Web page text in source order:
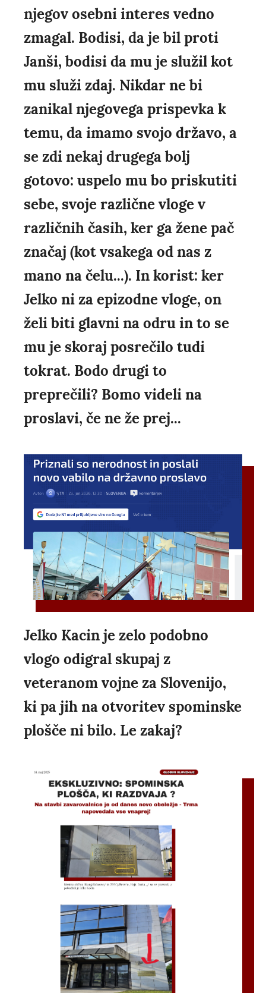
njegov osebni interes vedno
zmagal. Bodisi, da je bil proti
Janši, bodisi da mu je služil kot
mu služi zdaj. Nikdar ne bi
zanikal njegovega prispevka k
temu, da imamo svojo državo, a
se zdi nekaj drugega bolj
gotovo: uspelo mu bo priskutiti
sebe, svoje različne vloge v
različnih časih, ker ga žene pač
značaj (kot vsakega od nas z
mano na čelu...). In korist: ker
Jelko ni za epizodne vloge, on
želi biti glavni na odru in to se
mu je skoraj posrečilo tudi
tokrat. Bodo drugi to
preprečili? Bomo videli na
proslavi, če ne že prej...
Jelko Kacin je zelo podobno
vlogo odigral skupaj z
veteranom vojne za Slovenijo,
ki pa jih na otvoritev spominske
plošče ni bilo. Le zakaj?